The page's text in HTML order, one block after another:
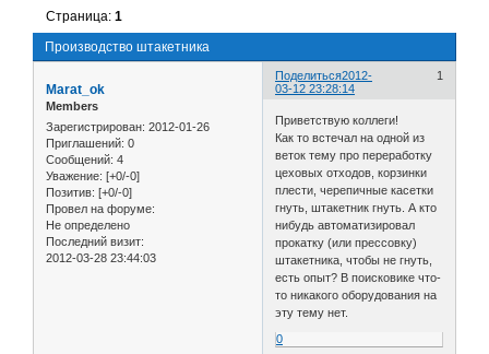
Производство штакетника
Страница:1
Поделиться 1
2012-
03-12 23:28:14
Marat_ok
Members
Зарегистрирован: 2012-01-26
Приглашений: 0
Сообщений: 4
Уважение: [+0/-0]
Позитив: [+0/-0]
Провел на форуме:
Не определено
Последний визит:
2012-03-28 23:44:03
Приветствую коллеги!
Как то встечал на одной из
веток тему про переработку
цеховых отходов, корзинки
плести, черепичные касетки
гнуть, штакетник гнуть. А кто
нибудь автоматизировал
прокатку (или прессовку)
штакетника, чтобы не гнуть,
есть опыт? В поисковике что-
то никакого оборудования на
эту тему нет.
0